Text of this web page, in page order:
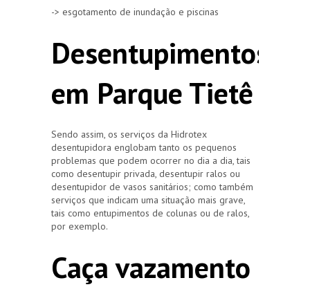
-> esgotamento de inundação e piscinas
Desentupimentos
em Parque Tietê
Sendo assim, os serviços da Hidrotex
desentupidora englobam tanto os pequenos
problemas que podem ocorrer no dia a dia, tais
como desentupir privada, desentupir ralos ou
desentupidor de vasos sanitários; como também
serviços que indicam uma situação mais grave,
tais como entupimentos de colunas ou de ralos,
por exemplo.
Caça vazamento